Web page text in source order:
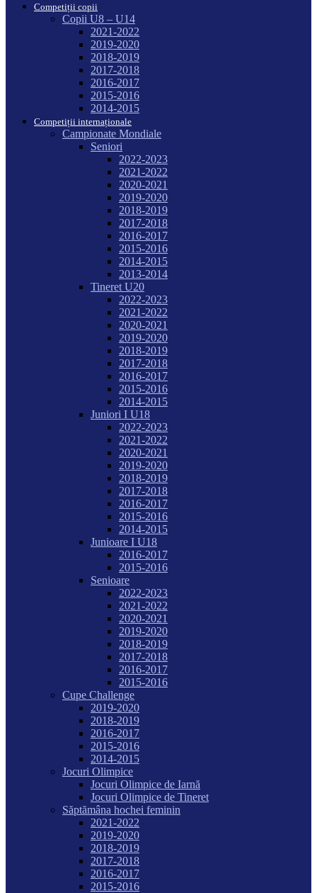
Competiții copii
Copii U8 – U14
2021-2022
2019-2020
2018-2019
2017-2018
2016-2017
2015-2016
2014-2015
Competiții internaționale
Campionate Mondiale
Seniori
2022-2023
2021-2022
2020-2021
2019-2020
2018-2019
2017-2018
2016-2017
2015-2016
2014-2015
2013-2014
Tineret U20
2022-2023
2021-2022
2020-2021
2019-2020
2018-2019
2017-2018
2016-2017
2015-2016
2014-2015
Juniori I U18
2022-2023
2021-2022
2020-2021
2019-2020
2018-2019
2017-2018
2016-2017
2015-2016
2014-2015
Junioare I U18
2016-2017
2015-2016
Senioare
2022-2023
2021-2022
2020-2021
2019-2020
2018-2019
2017-2018
2016-2017
2015-2016
Cupe Challenge
2019-2020
2018-2019
2016-2017
2015-2016
2014-2015
Jocuri Olimpice
Jocuri Olimpice de Iarnă
Jocuri Olimpice de Tineret
Săptămâna hochei feminin
2021-2022
2019-2020
2018-2019
2017-2018
2016-2017
2015-2016